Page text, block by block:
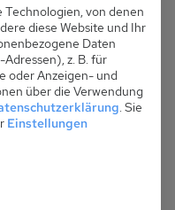
von denen
diese Website und Ihr
Daten
z. B. für
oder Anzeigen- und
über die Verwendung
. Sie
Einstellungen
Gruppen, für die